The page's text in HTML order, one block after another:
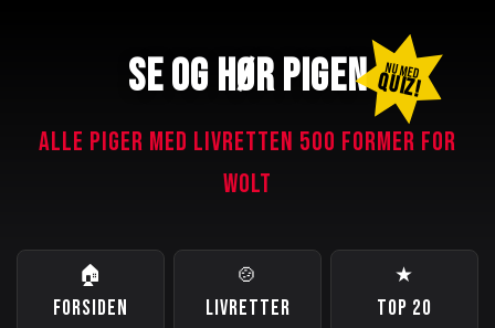
SE OG HØR PIGEN NU MED
QUIZ!
ALLE PIGER MED LIVRETTEN 500 FORMER FOR
WOLT
🏠
FORSIDEN
🍲
LIVRETTER
★
TOP 20